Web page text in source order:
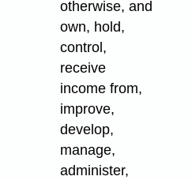
otherwise, and
own, hold,
control,
receive
income from,
improve,
develop,
manage,
administer,